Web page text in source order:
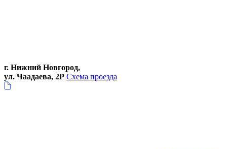
г. Нижний Новгород,
ул. Чаадаева, 2Р Схема проезда